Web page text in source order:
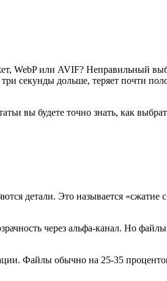
WebP или AVIF? Неправильный
секунды дольше, теряет почти
вы будете точно знать, как
детали. Это называется «сжатие
через альфа-канал. Но
Файлы обычно на 25-35